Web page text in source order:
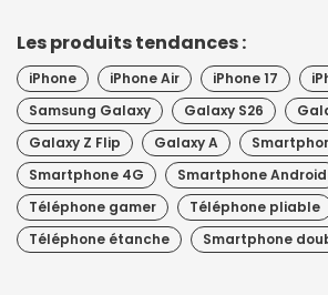
Les produits tendances :
iPhone iPhone Air iPhone 17
Samsung Galaxy
Galaxy S26
Galaxy Z Flip
Galaxy A
Smartphone 4G
Smartphone Android
Téléphone gamer
Téléphone pliable
Téléphone étanche
Smartphone